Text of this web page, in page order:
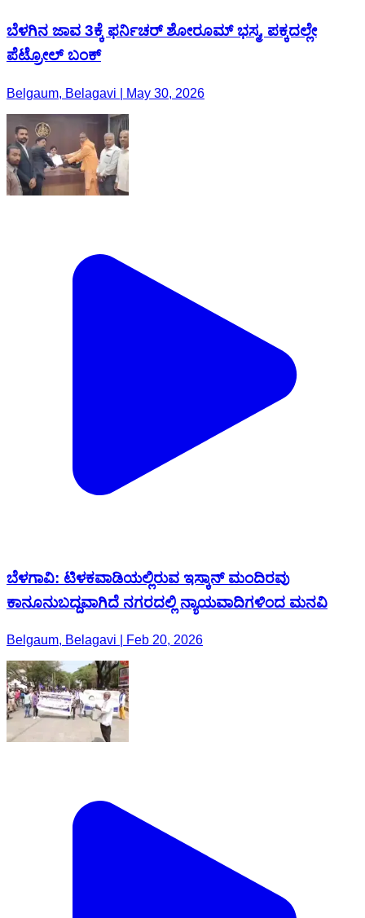
ಬೆಳಗಿನ ಜಾವ 3ಕ್ಕೆ ಫರ್ನಿಚರ್ ಶೋರೂಮ್ ಭಸ್ಮ, ಪಕ್ಕದಲ್ಲೇ
ಪೆಟ್ರೋಲ್ ಬಂಕ್
Belgaum, Belagavi | May 30, 2026
ಬೆಳಗಾವಿ: ಟಿಳಕವಾಡಿಯಲ್ಲಿರುವ ಇಸ್ಕಾನ್ ಮಂದಿರವು
ಕಾನೂನುಬದ್ದವಾಗಿದೆ ನಗರದಲ್ಲಿ ನ್ಯಾಯವಾದಿಗಳಿಂದ ಮನವಿ
Belgaum, Belagavi | Feb 20, 2026